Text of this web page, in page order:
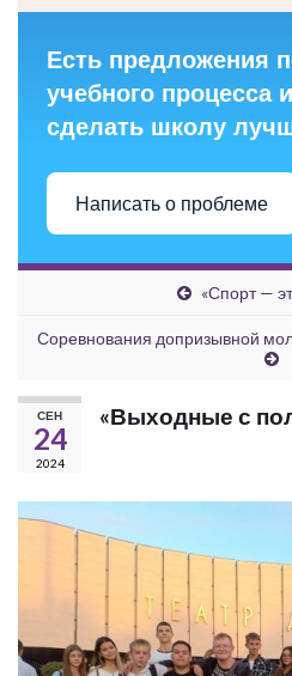
Есть предложения
учебного процесса
сделать школу
Написать о проблеме
«Спорт —
Соревнования допризывной
СЕН
24
2024
«Выходные с